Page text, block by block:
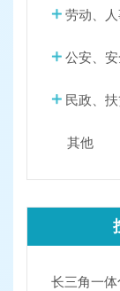
劳动、
公安、
民政、
其他
长三角一体